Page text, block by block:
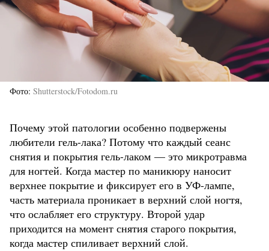
Фото Shutterstock/Fotodom.ru
Почему этой патологии особенно подвержены
любители гель-лака? Потому что каждый сеанс
снятия и покрытия гель-лаком — это микротравма
для ногтей. Когда мастер по маникюру наносит
верхнее покрытие и фиксирует его в УФ-лампе,
часть материала проникает в верхний слой ногтя,
что ослабляет его структуру. Второй удар
приходится на момент снятия старого покрытия,
когда мастер спиливает верхний слой.